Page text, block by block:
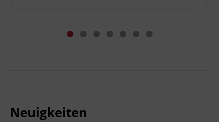
Neuigkeiten